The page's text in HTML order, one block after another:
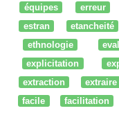
équipes
erreur
estran
etancheité
ethnologie
explicitation
extraction
extraire
facile
facilitation